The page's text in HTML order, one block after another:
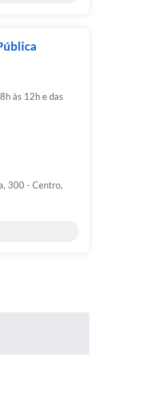
às 12h e das
300 - Centro,